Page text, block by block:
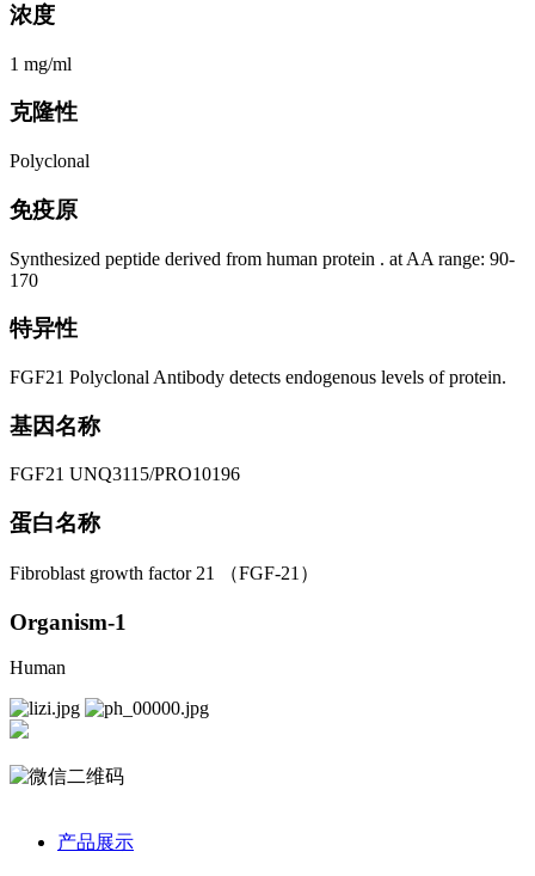
浓度
1 mg/ml
克隆性
Polyclonal
免疫原
Synthesized peptide derived from human protein . at AA range: 90-
170
特异性
FGF21 Polyclonal Antibody detects endogenous levels of protein.
基因名称
FGF21 UNQ3115/PRO10196
蛋白名称
Fibroblast growth factor 21 （FGF-21）
Organism-1
Human
产品展示